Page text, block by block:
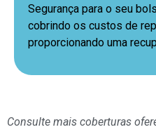
Segurança para o seu
cobrindo os custos de
proporcionando uma
Consulte mais coberturas